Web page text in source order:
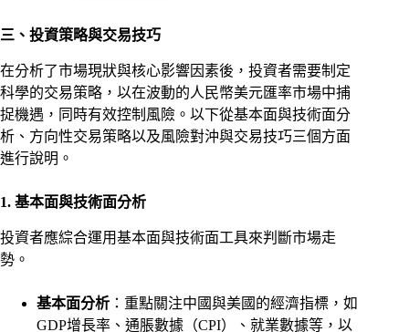
三、投資策略與交易技巧
在分析了市場現狀與核心影響因素後，投資者需要制定
科學的交易策略，以在波動的人民幣美元匯率市場中捕
捉機遇，同時有效控制風險。以下從基本面與技術面分
析、方向性交易策略以及風險對沖與交易技巧三個方面
進行說明。
1. 基本面與技術面分析
投資者應綜合運用基本面與技術面工具來判斷市場走
勢。
基本面分析 ：重點關注中國與美國的經濟指標，如
GDP增長率、通脹數據（CPI）、就業數據等，以